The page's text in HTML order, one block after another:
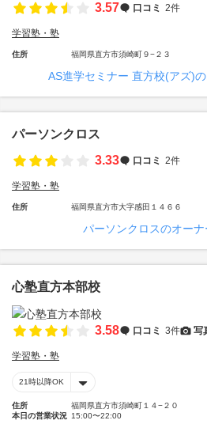
3.57
口コミ 2件
学習塾・塾
住所 福岡県直方市須崎町９−２３
AS進学セミナー 直方校(アズ)
パーソンクロス
3.33
口コミ 2件
学習塾・塾
住所 福岡県直方市大字感田１４６６
パーソンクロスのオーナ
心塾直方本部校
3.58 口コミ 3件 写
学習塾・塾
21時以降OK
住所
福岡県直方市須崎町１４−２０
本日の営業状況 15:00〜22:00